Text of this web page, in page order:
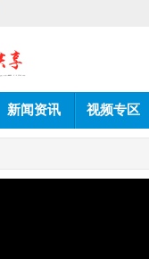
新闻资讯 视频专区